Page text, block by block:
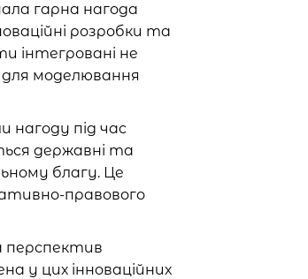
гарна нагода
розробки та
інтегровані не
для моделювання
нагоду під час
державні та
благу. Це
правового
перспектив
у цих інноваційних